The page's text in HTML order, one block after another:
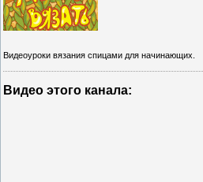
Видеоуроки вязания спицами для начинающих.
Видео этого канала: